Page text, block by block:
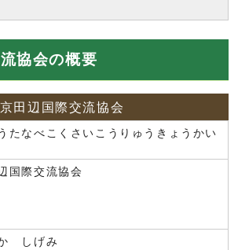
協会の概要
京田辺国際交流協会
たなべこくさいこうりゅうきょうかい
国際交流協会
しげみ